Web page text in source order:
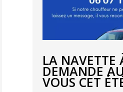
LA NAVETTE
DEMANDE
VOUS CET